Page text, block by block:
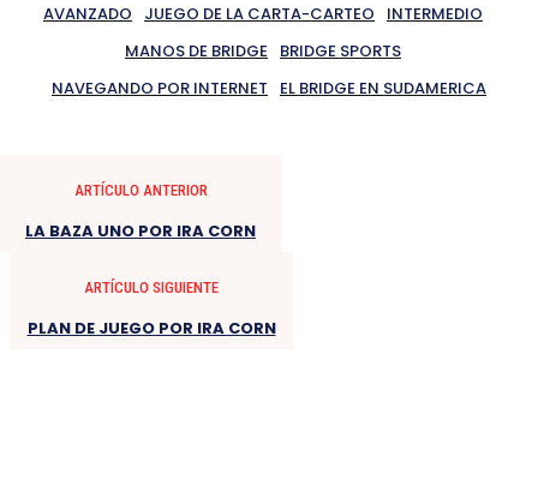
AVANZADO JUEGO DE LA CARTA-CARTEO
INTERMEDIO
MANOS DE BRIDGE
BRIDGE SPORTS
NAVEGANDO POR INTERNET
EL BRIDGE EN SUDAMERICA
ARTÍCULO ANTERIOR
LA BAZA UNO POR IRA CORN
ARTÍCULO SIGUIENTE
PLAN DE JUEGO POR IRA CORN